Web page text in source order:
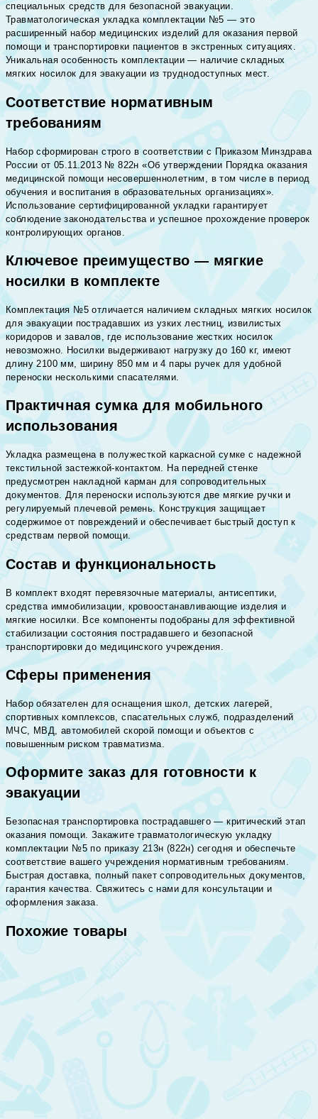
специальных средств для безопасной эвакуации.
Травматологическая укладка комплектации №5 — это
расширенный набор медицинских изделий для оказания первой
помощи и транспортировки пациентов в экстренных ситуациях.
Уникальная особенность комплектации — наличие складных
мягких носилок для эвакуации из труднодоступных мест.
Соответствие нормативным
требованиям
Набор сформирован строго в соответствии с Приказом Минздрава
России от 05.11.2013 № 822н «Об утверждении Порядка оказания
медицинской помощи несовершеннолетним, в том числе в период
обучения и воспитания в образовательных организациях».
Использование сертифицированной укладки гарантирует
соблюдение законодательства и успешное прохождение проверок
контролирующих органов.
Ключевое преимущество — мягкие
носилки в комплекте
Комплектация №5 отличается наличием складных мягких носилок
для эвакуации пострадавших из узких лестниц, извилистых
коридоров и завалов, где использование жестких носилок
невозможно. Носилки выдерживают нагрузку до 160 кг, имеют
длину 2100 мм, ширину 850 мм и 4 пары ручек для удобной
переноски несколькими спасателями.
Практичная сумка для мобильного
использования
Укладка размещена в полужесткой каркасной сумке с надежной
текстильной застежкой-контактом. На передней стенке
предусмотрен накладной карман для сопроводительных
документов. Для переноски используются две мягкие ручки и
регулируемый плечевой ремень. Конструкция защищает
содержимое от повреждений и обеспечивает быстрый доступ к
средствам первой помощи.
Состав и функциональность
В комплект входят перевязочные материалы, антисептики,
средства иммобилизации, кровоостанавливающие изделия и
мягкие носилки. Все компоненты подобраны для эффективной
стабилизации состояния пострадавшего и безопасной
транспортировки до медицинского учреждения.
Сферы применения
Набор обязателен для оснащения школ, детских лагерей,
спортивных комплексов, спасательных служб, подразделений
МЧС, МВД, автомобилей скорой помощи и объектов с
повышенным риском травматизма.
Оформите заказ для готовности к
эвакуации
Безопасная транспортировка пострадавшего — критический этап
оказания помощи. Закажите травматологическую укладку
комплектации №5 по приказу 213н (822н) сегодня и обеспечьте
соответствие вашего учреждения нормативным требованиям.
Быстрая доставка, полный пакет сопроводительных документов,
гарантия качества. Свяжитесь с нами для консультации и
оформления заказа.
Похожие товары